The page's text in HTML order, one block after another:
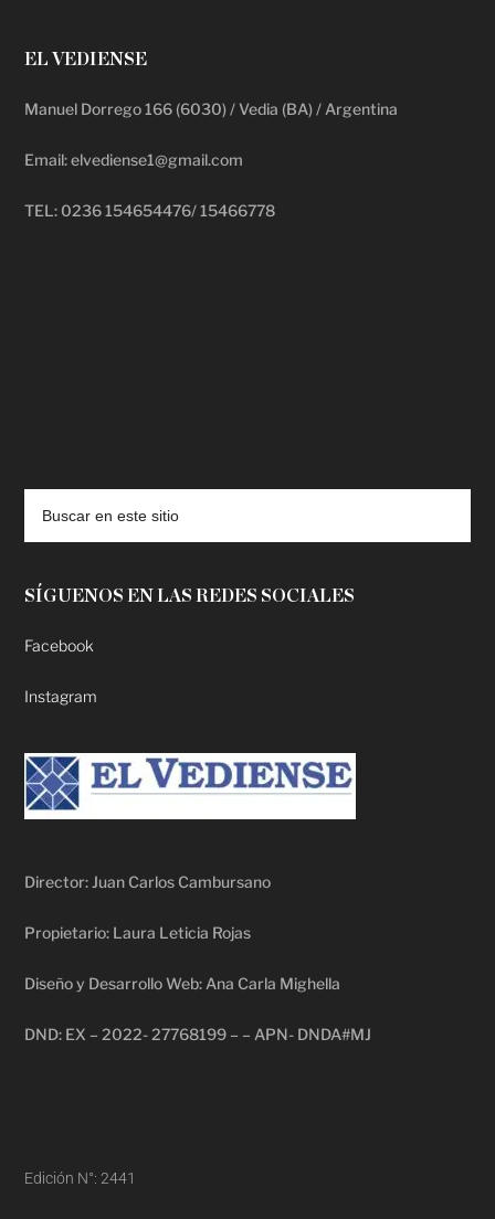
EL VEDIENSE
Manuel Dorrego 166 (6030) / Vedia (BA) / Argentina
Email: elvediense1@gmail.com
TEL: 0236 154654476/ 15466778
SÍGUENOS EN LAS REDES SOCIALES
Facebook
Instagram
Director: Juan Carlos Cambursano
Propietario: Laura Leticia Rojas
Diseño y Desarrollo Web: Ana Carla Mighella
DND: EX – 2022- 27768199 – – APN- DNDA#MJ
Edición N°: 2441